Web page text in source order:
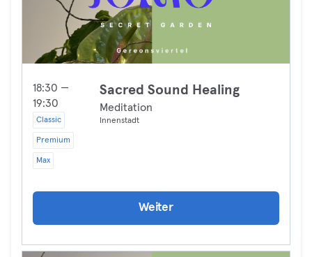
18:30 —
19:30
Classic
Premium
Max
Sacred Sound Healing
Meditation
Innenstadt
Weiter